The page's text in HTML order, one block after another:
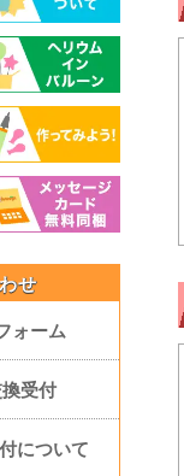
せ
ォーム
受付
について